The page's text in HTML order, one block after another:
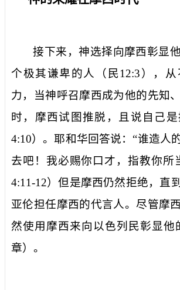
接下来，神选择向摩西彰显
个极其谦卑的人（民12:3），
力，当神呼召摩西成为他的先知
时，摩西试图推脱，且说自己
4:10）。耶和华回答说：“谁造
去吧！我必赐你口才，指教你所
4:11-12）但是摩西仍然拒绝，直
亚伦担任摩西的代言人。尽管摩
然使用摩西来向以色列民彰显他
章）。